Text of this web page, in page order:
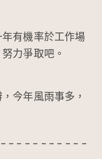
有機率於工作場
力爭取吧。
今年風雨事多，
– – – – – – – – – –